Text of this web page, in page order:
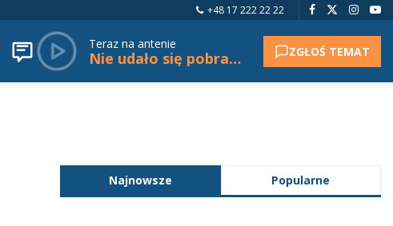
+48 17 222 22 22
Teraz na antenie
Nie udało się pobrać tytułu. ZGŁOŚ TEMAT
Najnowsze Popularne